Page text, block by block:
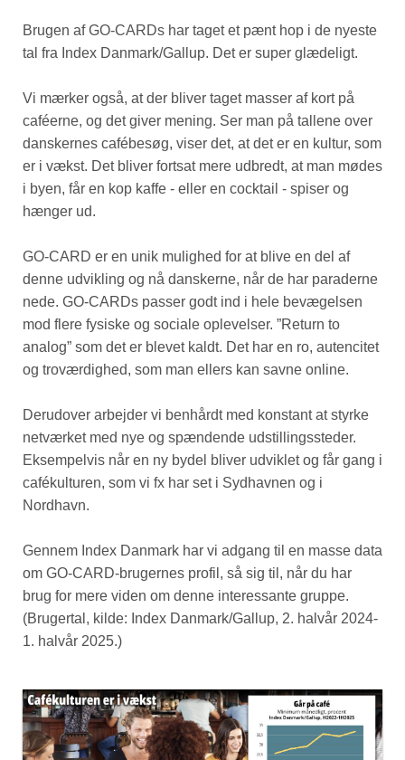
Brugen af GO-CARDs har taget et pænt hop i de nyeste
tal fra Index Danmark/Gallup. Det er super glædeligt.
Vi mærker også, at der bliver taget masser af kort på
caféerne, og det giver mening. Ser man på tallene over
danskernes cafébesøg, viser det, at det er en kultur, som
er i vækst. Det bliver fortsat mere udbredt, at man mødes
i byen, får en kop kaffe - eller en cocktail - spiser og
hænger ud.
GO-CARD er en unik mulighed for at blive en del af
denne udvikling og nå danskerne, når de har paraderne
nede. GO-CARDs passer godt ind i hele bevægelsen
mod flere fysiske og sociale oplevelser. ”Return to
analog” som det er blevet kaldt. Det har en ro, autencitet
og troværdighed, som man ellers kan savne online.
Derudover arbejder vi benhårdt med konstant at styrke
netværket med nye og spændende udstillingssteder.
Eksempelvis når en ny bydel bliver udviklet og får gang i
cafékulturen, som vi fx har set i Sydhavnen og i
Nordhavn.
Gennem Index Danmark har vi adgang til en masse data
om GO-CARD-brugernes profil, så sig til, når du har
brug for mere viden om denne interessante gruppe.
(Brugertal, kilde: Index Danmark/Gallup, 2. halvår 2024-
1. halvår 2025.)